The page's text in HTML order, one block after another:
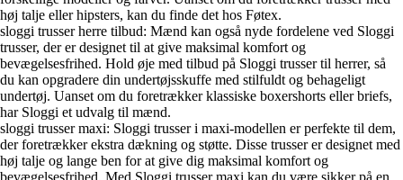
høj talje eller hipsters, kan du finde det hos Føtex.
sloggi trusser herre tilbud: Mænd kan også nyde fordelene ved Sloggi
trusser, der er designet til at give maksimal komfort og
bevægelsesfrihed. Hold øje med tilbud på Sloggi trusser til herrer, så
du kan opgradere din undertøjsskuffe med stilfuldt og behageligt
undertøj. Uanset om du foretrækker klassiske boxershorts eller briefs,
har Sloggi et udvalg til mænd.
sloggi trusser maxi: Sloggi trusser i maxi-modellen er perfekte til dem,
der foretrækker ekstra dækning og støtte. Disse trusser er designet med
høj talje og lange ben for at give dig maksimal komfort og
bevægelsesfrihed. Med Sloggi trusser maxi kan du være sikker på en